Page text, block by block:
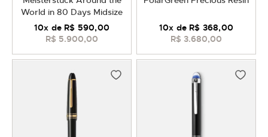
World in 80 Days Midsize
R$ 5.900,00
10x de R$ 590,00
R$ 3.680,00
10x de R$ 368,00